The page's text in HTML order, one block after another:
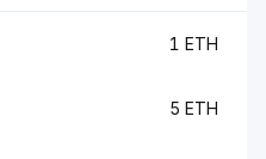
1 ETH
5 ETH